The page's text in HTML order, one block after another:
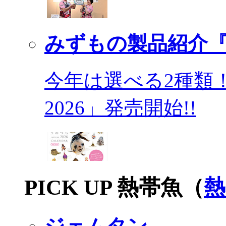
みずもの製品紹介
今年は選べる2種類
2026」発売開始!!
PICK UP 熱帯魚（